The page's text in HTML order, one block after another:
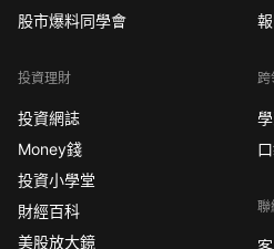
股市爆料同學會
投資理財
投資網誌
Money錢
投資小學堂
財經百科
美股放大鏡
跨
聯